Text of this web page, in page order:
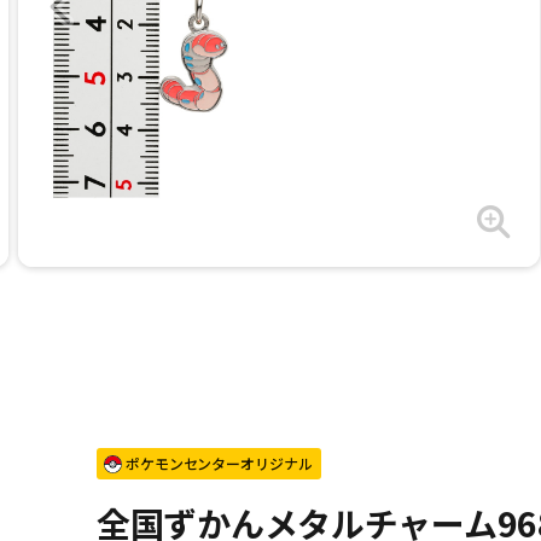
ポケモンセンターオリジナル
全国ずかんメタルチャーム